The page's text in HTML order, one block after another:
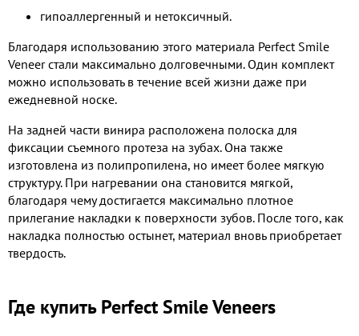
гипоаллергенный и нетоксичный.
Благодаря использованию этого материала Perfect Smile
Veneer стали максимально долговечными. Один комплект
можно использовать в течение всей жизни даже при
ежедневной носке.
На задней части винира расположена полоска для
фиксации съемного протеза на зубах. Она также
изготовлена из полипропилена, но имеет более мягкую
структуру. При нагревании она становится мягкой,
благодаря чему достигается максимально плотное
прилегание накладки к поверхности зубов. После того, как
накладка полностью остынет, материал вновь приобретает
твердость.
Где купить Perfect Smile Veneers